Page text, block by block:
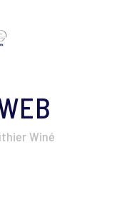
Winé